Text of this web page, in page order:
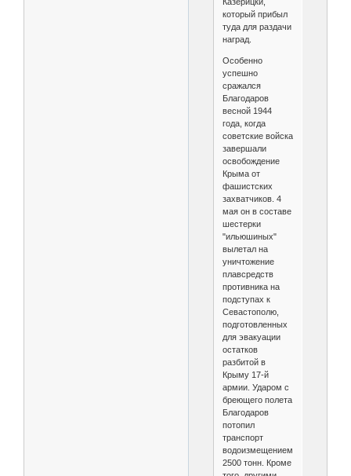
который прибыл
туда для раздачи
наград.
Особенно
успешно
сражался
Благодаров
весной 1944
года, когда
советские войска
завершали
освобождение
Крыма от
фашистских
захватчиков. 4
мая он в составе
шестерки
"ильюшиных"
вылетал на
уничтожение
плавсредств
противника на
подступах к
Севастополю,
подготовленных
для эвакуации
остатков
разбитой в
Крыму 17-й
армии. Ударом с
бреющего полета
Благодаров
потопил
транспорт
водоизмещением
2500 тонн. Кроме